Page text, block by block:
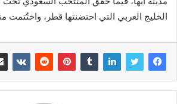
الخليج العربي التي احتضنتها قطر، واختُتمت